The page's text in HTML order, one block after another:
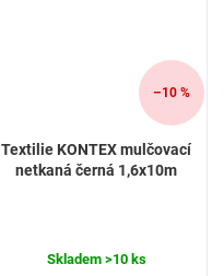
–10 %
Textilie KONTEX mulčovací
netkaná černá 1,6x10m
Skladem >10 ks